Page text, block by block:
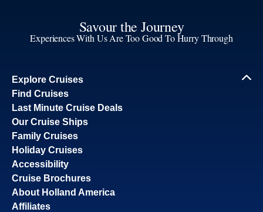
Savour the Journey
Experiences With Us Are Too Good To Hurry Through
Explore Cruises
Find Cruises
Last Minute Cruise Deals
Our Cruise Ships
Family Cruises
Holiday Cruises
Accessibility
Cruise Brochures
About Holland America
Affiliates